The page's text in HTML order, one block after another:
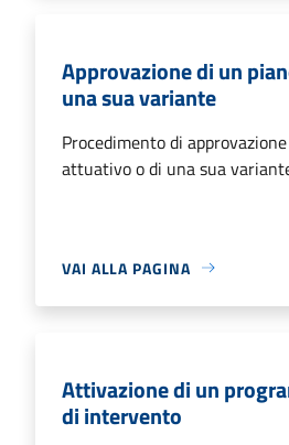
Approvazione di un
una sua variante
Procedimento di
attuativo o di una sua
VAI ALLA PAGINA
Attivazione di un
di intervento